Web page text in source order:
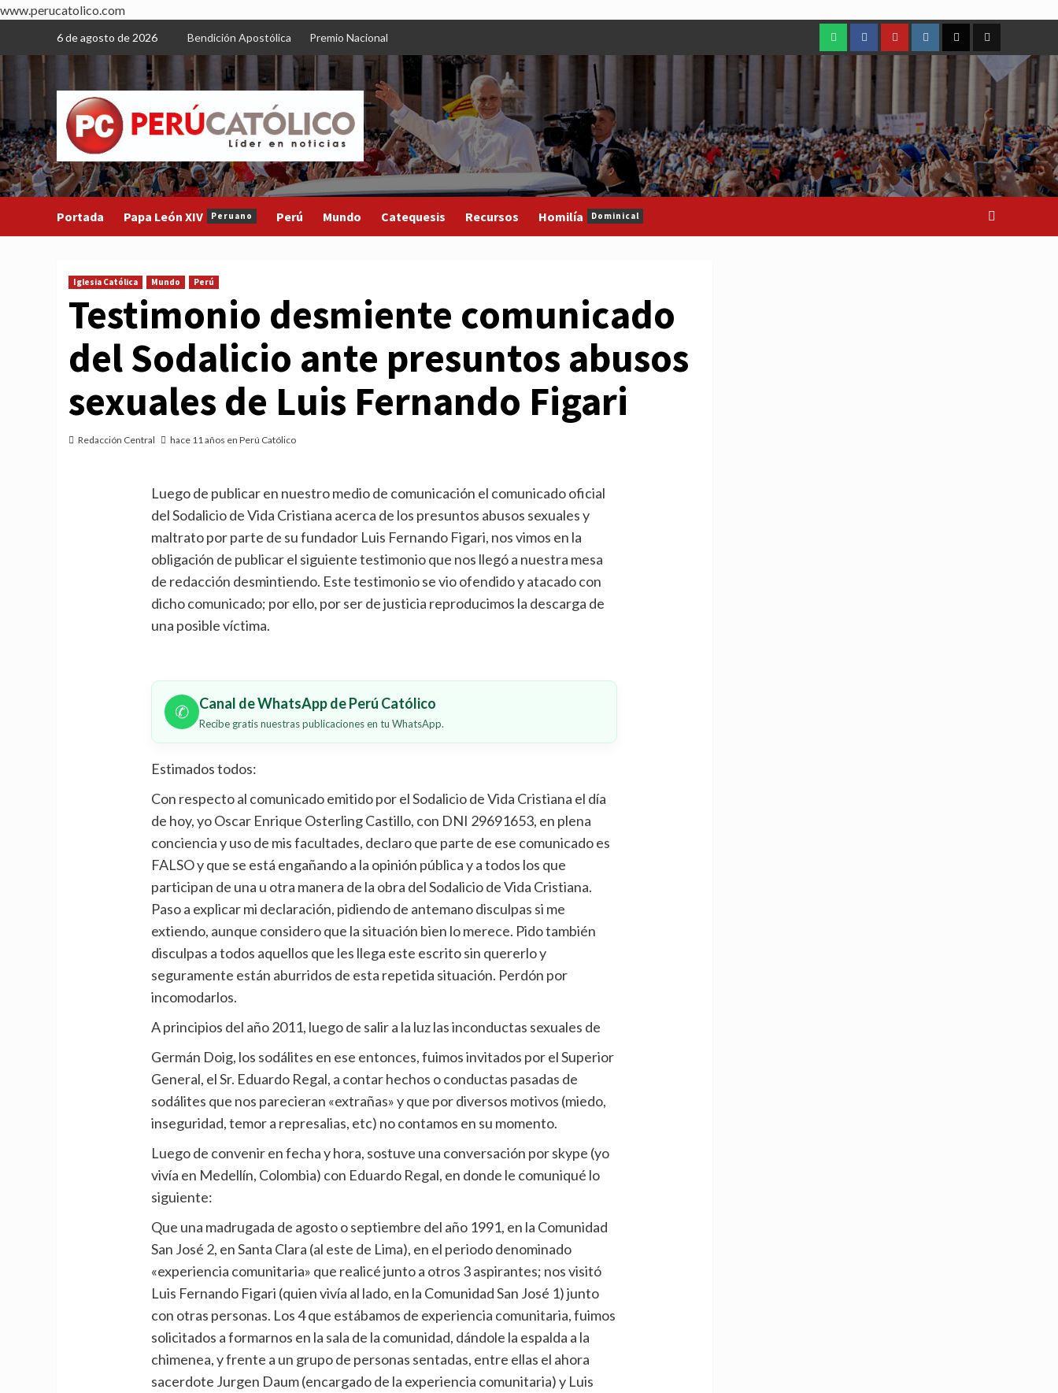
www.perucatolico.com
content
6 de agosto de 2026 Bendición Apostólica Premio Nacional
WhatsAppFacebookYoutubeInstagram
X TikTok
Portada Papa León XIV Peruano Perú Mundo Catequesis Recursos Homilía Dominical
Iglesia Católica Mundo Perú
Testimonio desmiente comunicado
del Sodalicio ante presuntos abusos
sexuales de Luis Fernando Figari
Redacción Central hace 11 años en Perú Católico
Luego de publicar en nuestro medio de comunicación el comunicado oficial
del Sodalicio de Vida Cristiana acerca de los presuntos abusos sexuales y
maltrato por parte de su fundador Luis Fernando Figari, nos vimos en la
obligación de publicar el siguiente testimonio que nos llegó a nuestra mesa
de redacción desmintiendo. Este testimonio se vio ofendido y atacado con
dicho comunicado; por ello, por ser de justicia reproducimos la descarga de
una posible víctima.
✆ Canal de WhatsApp de Perú Católico
Recibe gratis nuestras publicaciones en tu WhatsApp.
Estimados todos:
Con respecto al comunicado emitido por el Sodalicio de Vida Cristiana el día
de hoy, yo Oscar Enrique Osterling Castillo, con DNI 29691653, en plena
conciencia y uso de mis facultades, declaro que parte de ese comunicado es
FALSO y que se está engañando a la opinión pública y a todos los que
participan de una u otra manera de la obra del Sodalicio de Vida Cristiana.
Paso a explicar mi declaración, pidiendo de antemano disculpas si me
extiendo, aunque considero que la situación bien lo merece. Pido también
disculpas a todos aquellos que les llega este escrito sin quererlo y
seguramente están aburridos de esta repetida situación. Perdón por
incomodarlos.
A principios del año 2011, luego de salir a la luz las inconductas sexuales de
Germán Doig, los sodálites en ese entonces, fuimos invitados por el Superior
General, el Sr. Eduardo Regal, a contar hechos o conductas pasadas de
sodálites que nos parecieran «extrañas» y que por diversos motivos (miedo,
inseguridad, temor a represalias, etc) no contamos en su momento.
Luego de convenir en fecha y hora, sostuve una conversación por skype (yo
vivía en Medellín, Colombia) con Eduardo Regal, en donde le comuniqué lo
siguiente:
Que una madrugada de agosto o septiembre del año 1991, en la Comunidad
San José 2, en Santa Clara (al este de Lima), en el periodo denominado
«experiencia comunitaria» que realicé junto a otros 3 aspirantes; nos visitó
Luis Fernando Figari (quien vivía al lado, en la Comunidad San José 1) junto
con otras personas. Los 4 que estábamos de experiencia comunitaria, fuimos
solicitados a formarnos en la sala de la comunidad, dándole la espalda a la
chimenea, y frente a un grupo de personas sentadas, entre ellas el ahora
sacerdote Jurgen Daum (encargado de la experiencia comunitaria) y Luis